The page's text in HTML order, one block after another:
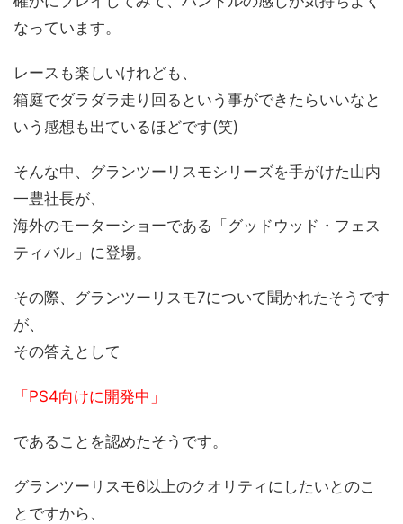
なっています。
レースも楽しいけれども、
箱庭でダラダラ走り回るという事ができたらいいなと
いう感想も出ているほどです(笑)
そんな中、グランツーリスモシリーズを手がけた山内
一豊社長が、
海外のモーターショーである「グッドウッド・フェス
ティバル」に登場。
その際、グランツーリスモ7について聞かれたそうです
が、
その答えとして
「PS4向けに開発中」
であることを認めたそうです。
グランツーリスモ6以上のクオリティにしたいとのこ
とですから、